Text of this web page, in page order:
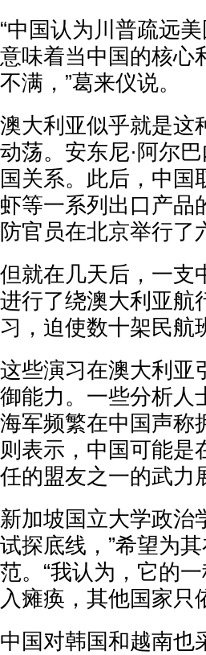
“中国认为川普疏远
意味着当中国的核心
不满，”葛来仪说。
澳大利亚似乎就是这
动荡。安东尼·阿尔
国关系。此后，中国
虾等一系列出口产品
防官员在北京举行了
但就在几天后，一支
进行了绕澳大利亚航
习，迫使数十架民航
这些演习在澳大利亚
御能力。一些分析人
海军频繁在中国声称
则表示，中国可能是
任的盟友之一的武力
新加坡国立大学政治
试探底线，”希望为
范。“我认为，它的
入瘫痪，其他国家只
中国对韩国和越南也